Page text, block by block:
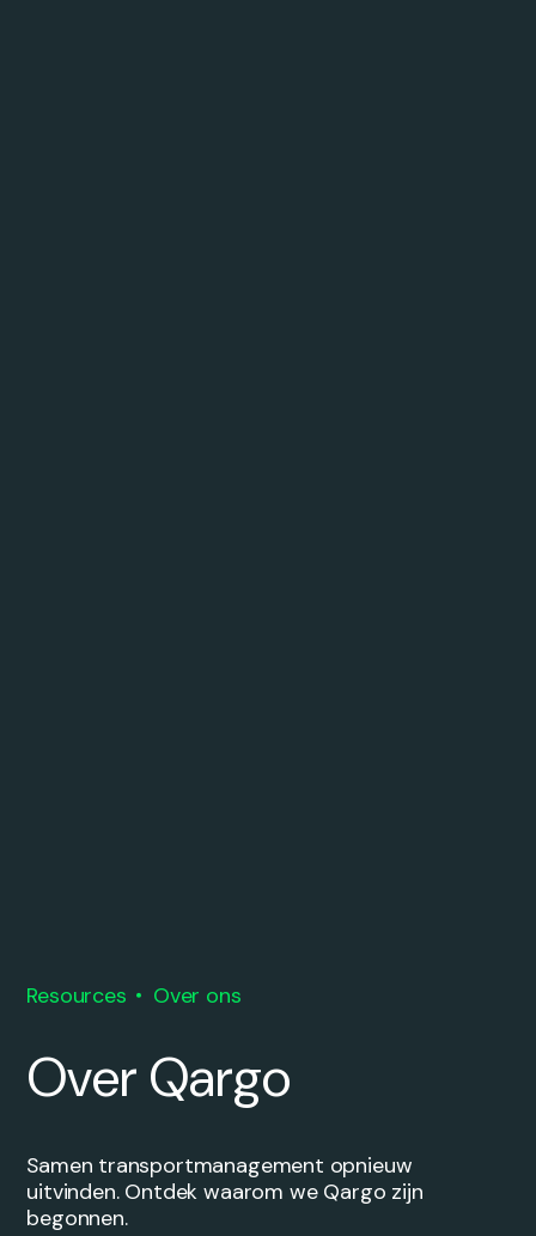
Resources Over ons
Over Qargo
Samen transportmanagement opnieuw
uitvinden. Ontdek waarom we Qargo zijn
begonnen.